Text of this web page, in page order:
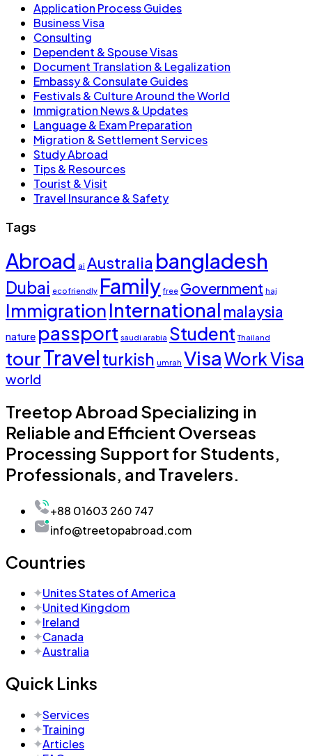
Application Process Guides
Business Visa
Consulting
Dependent & Spouse Visas
Document Translation & Legalization
Embassy & Consulate Guides
Festivals & Culture Around the World
Immigration News & Updates
Language & Exam Preparation
Migration & Settlement Services
Study Abroad
Tips & Resources
Tourist & Visit
Travel Insurance & Safety
Tags
Abroad ai Australia bangladesh
Dubai eco friendly Family free Government haj
ImmigrationInternational malaysia
nature passport saudi arabia Student Thailand
tourTravel turkish umrah VisaWork Visa
world
Treetop Abroad Specializing in
Reliable and Efficient Overseas
Processing Support for Students,
Professionals, and Travelers.
+88 01603 260 747
info@treetopabroad.com
Countries
Unites States of America
United Kingdom
Ireland
Canada
Australia
Quick Links
Services
Training
Articles